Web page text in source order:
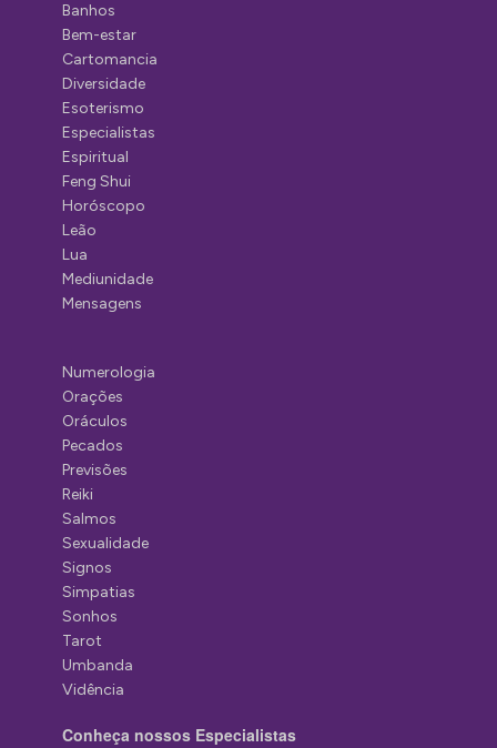
Banhos
Bem-estar
Cartomancia
Diversidade
Esoterismo
Especialistas
Espiritual
Feng Shui
Horóscopo
Leão
Lua
Mediunidade
Mensagens
Numerologia
Orações
Oráculos
Pecados
Previsões
Reiki
Salmos
Sexualidade
Signos
Simpatias
Sonhos
Tarot
Umbanda
Vidência
Conheça nossos Especialistas